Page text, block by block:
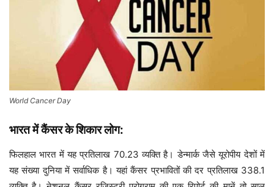
World Cancer Day
भारत में कैंसर के शिकार लोग:
फिलहाल भारत में यह प्रतिलाख 70.23 व्यक्ति है। डेन्मार्क जैसे यूरोपीय देशों में
यह संख्या दुनिया में सर्वाधिक है। यहां कैंसर प्रभावितों की दर प्रतिलाख 338.1